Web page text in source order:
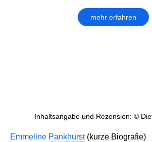
mehr erfahren
Inhaltsangabe und Rezension: ©
Emmeline Pankhurst(kurze Biografie)